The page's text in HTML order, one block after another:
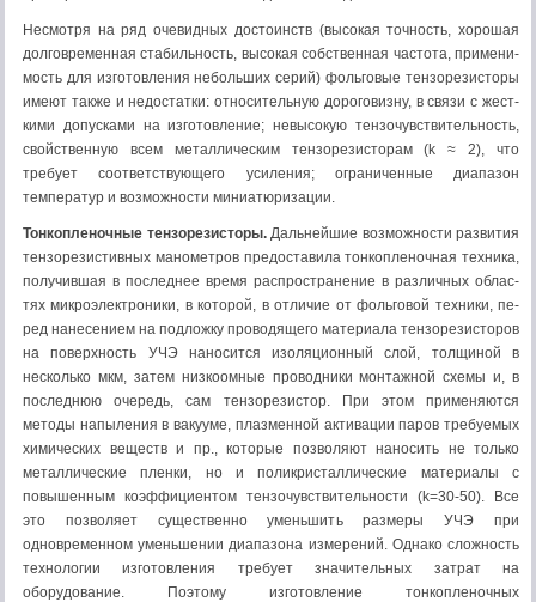
Несмотря на ряд очевидных достоинств (высокая точность, хорошая
долговременная стабильность, высокая собственная частота, примени­
мость для изготовления небольших серий) фольговые тензорезисторы
имеют также и недостатки: относительную дороговизну, в связи с жест­
кими допусками на изготовление; невысокую тензочувствительность,
свойственную всем металлическим тензорезисторам (k ≈ 2), что
требует соответствующего усиления; ограниченные диапазон
температур и воз­можности миниатюризации.
Тонкопленочные тензорезисторы. Дальнейшие возможности разви­тия
тензорезистивных манометров предоставила тонкопленочная техника,
получившая в последнее время распространение в различных облас­
тях микроэлектроники, в которой, в отличие от фольговой техники, пе­
ред нанесением на подложку проводящего материала тензорезисторов
на поверхность УЧЭ наносится изоляционный слой, толщиной в
несколько мкм, затем низкоомные проводники монтажной схемы и, в
последнюю очередь, сам тензорезистор. При этом применяются
методы напыления в вакууме, плазменной активации паров требуемых
химических веществ и пр., которые позволяют наносить не только
металлические пленки, но и поликристаллические материалы с
повышенным коэффициентом тензочувствительности (k=30-50). Все
это позволяет существенно уменьшить размеры УЧЭ при
одновременном уменьшении диапазона измерений. Однако сложность
технологии изготовления требует значи­тельных затрат на
оборудование. Поэтому изготовление тонкопленоч­ных